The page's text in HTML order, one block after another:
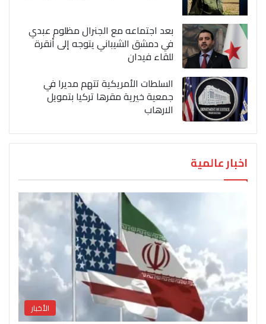
بعد اجتماعه مع الجنرال مظلوم عبدي
في دمشق الشيباني يتوجه إلى أنقرة
للقاء فيدان
السلطات الأمريكية تتهم مديرا في
جمعية خيرية مقرها تركيا بتمويل
الارهاب
اخبار عالمية
الأخبار